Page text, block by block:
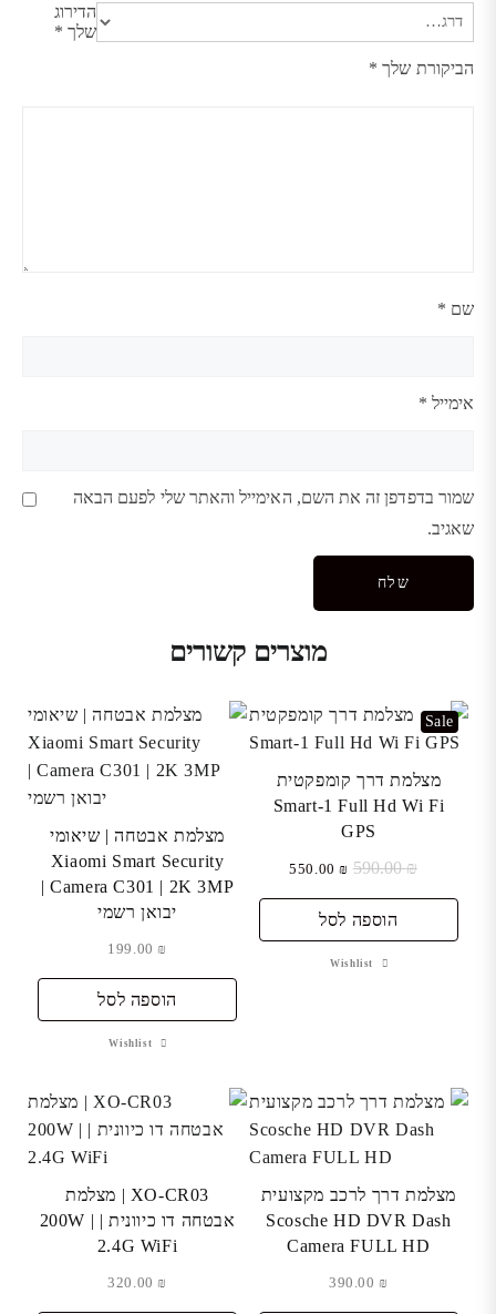
הדירוג
שלך *
הביקורת שלך *
שם *
אימייל *
שמור בדפדפן זה את השם, האימייל והאתר שלי לפעם הבאה
שאגיב.
מוצרים קשורים
Sale
מצלמת דרך קומפקטית
Smart-1 Full Hd Wi Fi
GPS
₪
590.00
המחיר
היה:
₪ 590.00.
₪
550.00
המחיר
₪ 550.00.
הוספה לסל
Wishlist
מצלמת אבטחה | שיאומי
Xiaomi Smart Security
Camera C301 | 2K 3MP |
יבואן רשמי
₪
הוספה לסל
Wishlist
מצלמת דרך לרכב מקצועית
Scosche HD DVR Dash
Camera FULL HD
₪
XO-CR03 | מצלמת
אבטחה דו כיוונית | 200W |
2.4G WiFi
₪